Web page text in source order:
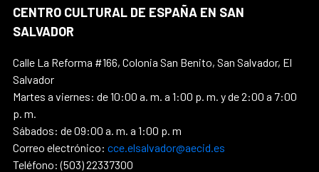
CENTRO CULTURAL DE ESPAÑA EN SAN
SALVADOR
Calle La Reforma #166, Colonia San Benito, San Salvador, El
Salvador
Martes a viernes: de 10:00 a. m. a 1:00 p. m. y de 2:00 a 7:00
p. m.
Sábados: de 09:00 a. m. a 1:00 p. m
Correo electrónico: cce.elsalvador@aecid.es
Teléfono: (503) 22337300